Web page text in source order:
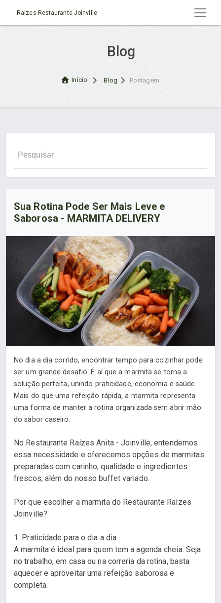
Raízes Restaurante Joinville
Blog
Início Blog Postagem
Sua Rotina Pode Ser Mais Leve e
Saborosa - MARMITA DELIVERY
No dia a dia corrido, encontrar tempo para cozinhar pode
ser um grande desafio. É aí que a marmita se torna a
solução perfeita, unindo praticidade, economia e saúde.
Mais do que uma refeição rápida, a marmita representa
uma forma de manter a rotina organizada sem abrir mão
do sabor caseiro.
No Restaurante Raízes Anita - Joinville, entendemos
essa necessidade e oferecemos opções de marmitas
preparadas com carinho, qualidade e ingredientes
frescos, além do nosso buffet variado.
Por que escolher a marmita do Restaurante Raízes
Joinville?
1. Praticidade para o dia a dia
A marmita é ideal para quem tem a agenda cheia. Seja
no trabalho, em casa ou na correria da rotina, basta
aquecer e aproveitar uma refeição saborosa e
completa.